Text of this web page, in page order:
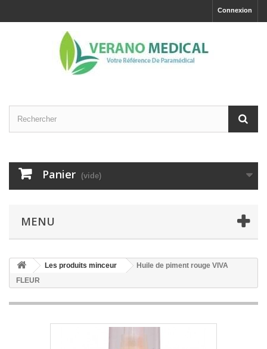
Connexion
Panier (vide)
MENU
Les produits minceur
Huile de piment rouge VIVA
FLEUR